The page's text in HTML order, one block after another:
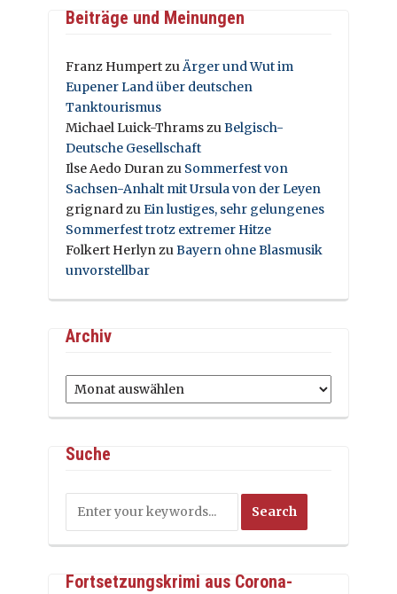
Beiträge und Meinungen
Franz HumpertzuÄrger und Wut im
Eupener Land über deutschen
Tanktourismus
Michael Luick-ThramszuBelgisch-
Deutsche Gesellschaft
Ilse Aedo Duranzu Sommerfest von
Sachsen-Anhalt mit Ursula von der Leyen
grignardzuEin lustiges, sehr gelungenes
Sommerfest trotz extremer Hitze
Folkert HerlynzuBayern ohne Blasmusik
unvorstellbar
Archiv
Archiv
Suche
Fortsetzungskrimi aus Corona-